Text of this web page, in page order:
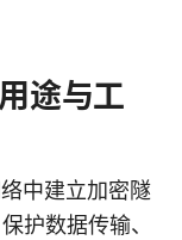
途与工
中建立加密隧
护数据传输、